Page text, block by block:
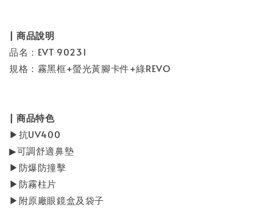
| 商品說明
品名：EVT 90231
規格：霧黑框+螢光黃腳卡件+綠REVO
| 商品特色
▶抗UV400
▶可調舒適鼻墊
▶防爆防撞擊
▶防霧柱片
▶附原廠眼鏡盒及袋子